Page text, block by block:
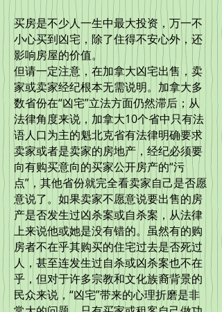
买房是不少人一生中最大投资，万一不
小心买到凶宅，除了住得不安心外，还
影响房屋的价值。
但请一定注意，在加拿大凶宅出售，卖
家或卖家经纪根本无需说明。加拿大多
数省份在“凶宅”立法方面仍然滞后；从
法律角度来说，加拿大10个省中只有法
语人口为主的魁北克省有法律明确要求
卖家或者是卖家的房地产，经纪必须要
向有购买意向的买家公开房产的“污
点”，其他省份就完全看卖家自己是否愿
意说了。如果卖家不愿意说要出售的房
产是否发生过凶杀案或自杀案，从法律
上来说他或她是没有错的。虽然有的购
房者不在乎其购买的住宅过去是否死过
人，甚至连发生过自杀或凶杀案也不在
乎，但对于许多宗教和文化族裔背景的
民众来说，“凶宅”带来的心理折磨是非